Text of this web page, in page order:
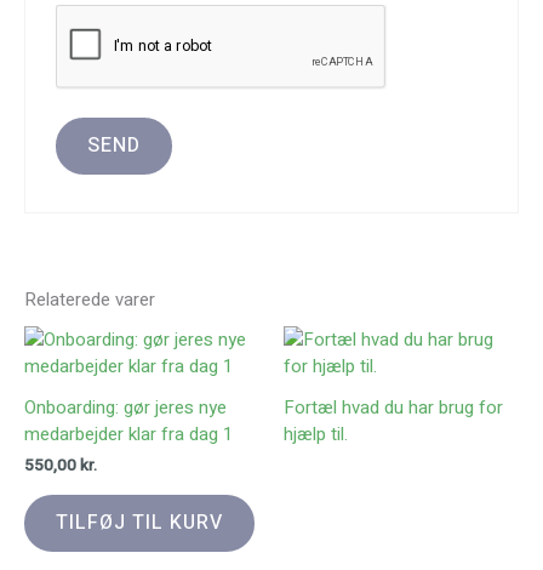
Relaterede varer
Onboarding: gør jeres nye
medarbejder klar fra dag 1
550,00kr.
TILFØJ TIL KURV
Fortæl hvad du har brug for
hjælp til.